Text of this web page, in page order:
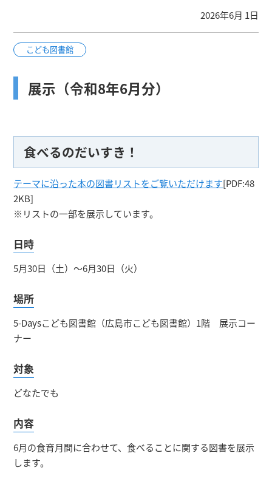
2026年6月 1日
こども図書館
展示（令和8年6月分）
食べるのだいすき！
テーマに沿った本の図書リストをご覧いただけます[PDF:48
2KB]
※リストの一部を展示しています。
日時
5月30日（土）～6月30日（火）
場所
5-Daysこども図書館（広島市こども図書館）1階 展示コー
ナー
対象
どなたでも
内容
6月の食育月間に合わせて、食べることに関する図書を展示
します。